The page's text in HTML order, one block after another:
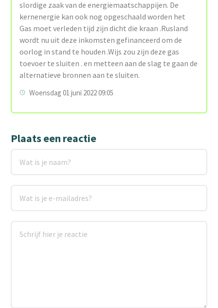
slordige zaak van de energiemaatschappijen. De
kernenergie kan ook nog opgeschaald worden het
Gas moet verleden tijd zijn dicht die kraan .Rusland
wordt nu uit deze inkomsten gefinanceerd om de
oorlog in stand te houden .Wijs zou zijn deze gas
toevoer te sluiten . en metteen aan de slag te gaan de
alternatieve bronnen aan te sluiten.
Woensdag 01 juni 2022 09:05
Plaats een reactie